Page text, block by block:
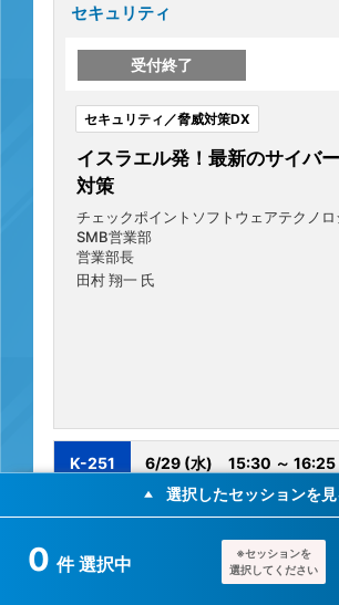
セキュリティ
受付終了
セキュリティ／脅威対策DX
イスラエル発！最新のサイバ
対策
チェックポイントソフトウェアテクノ
SMB営業部
営業部長
田村 翔一 氏
K-251 6/29 (水) 15:30 ～ 16:25
基調講演
選択したセッションを見
0 件 選択中
※セッションを
選択してください